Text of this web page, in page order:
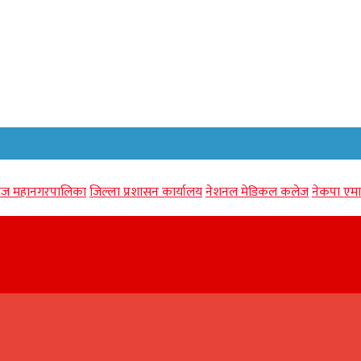
महानगरपालिकाजिल्ला प्रशासन कार्यालयनेशनल मेडिकल कलेजनेकपा